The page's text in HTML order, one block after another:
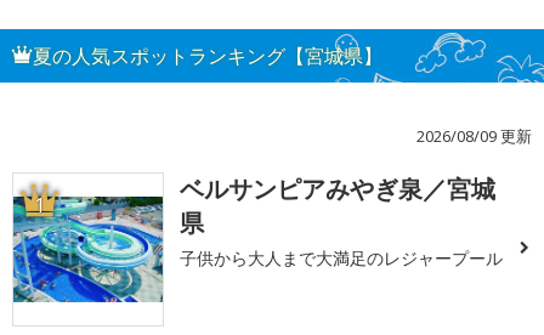
夏の人気スポットランキング【宮城県】
2026/08/09 更新
1
ベルサンピアみやぎ泉／宮城
県
子供から大人まで大満足のレジャープール